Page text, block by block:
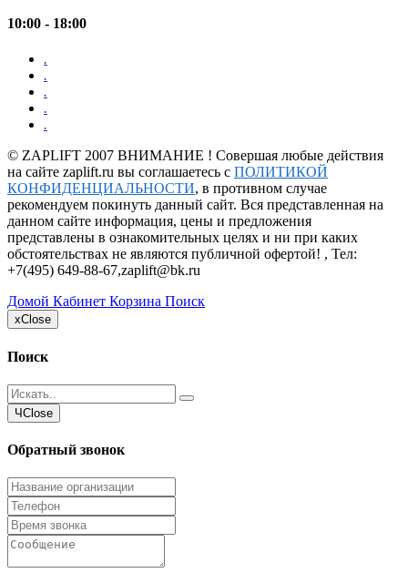
10:00 - 18:00
.
.
.
.
.
© ZAPLIFT 2007 ВНИМАНИЕ ! Совершая любые действия
на сайте zaplift.ru вы соглашаетесь с ПОЛИТИКОЙ
КОНФИДЕНЦИАЛЬНОСТИ, в противном случае
рекомендуем покинуть данный сайт. Вся представленная на
данном сайте информация, цены и предложения
представлены в ознакомительных целях и ни при каких
обстоятельствах не являются публичной офертой! , Тел:
+7(495) 649-88-67,zaplift@bk.ru
Домой Кабинет Корзина Поиск
xClose
Поиск
ЧClose
Обратный звонок